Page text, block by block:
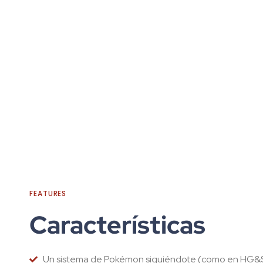
FEATURES
Características
Un sistema de Pokémon siguiéndote (como en